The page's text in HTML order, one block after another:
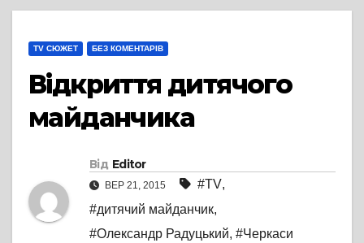
TV СЮЖЕТ БЕЗ КОМЕНТАРІВ
Відкриття дитячого
майданчика
Від Editor
ВЕР 21, 2015 #TV,
#дитячий майданчик,
#Олександр Радуцький, #Черкаси